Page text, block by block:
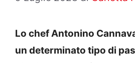
Lo chef Antonino
un determinato tipo di